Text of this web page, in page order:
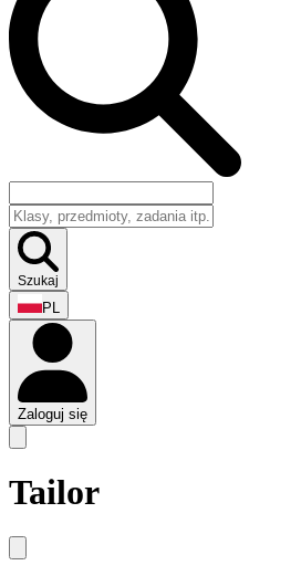
Szukaj
PL
Zaloguj się
Tailor